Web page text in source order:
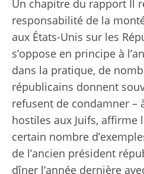
Un chapitre du rapport Il
responsabilité de la
aux États-Unis sur les
s’oppose en principe à
dans la pratique, de
républicains donnent
refusent de condamner –
hostiles aux Juifs,
certain nombre
de l’ancien président
dîner l’année dernière